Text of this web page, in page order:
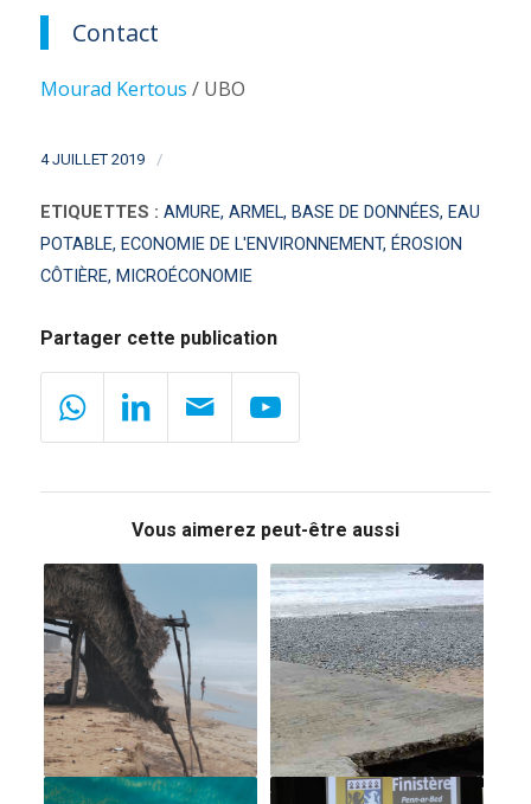
Contact
Mourad Kertous / UBO
4 JUILLET 2019 /
ETIQUETTES : AMURE, ARMEL, BASE DE DONNÉES, EAU
POTABLE, ECONOMIE DE L'ENVIRONNEMENT, ÉROSION
CÔTIÈRE, MICROÉCONOMIE
Partager cette publication
Vous aimerez peut-être aussi